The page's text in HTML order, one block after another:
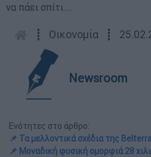
να πάει σπίτι...
┋ Οικονομία ┋
Newsroom
Ενότητες στο άρθρο:
📌 Τα μελλοντικά σχέδια της
📌 Μοναδική φυσική ομορφιά 28